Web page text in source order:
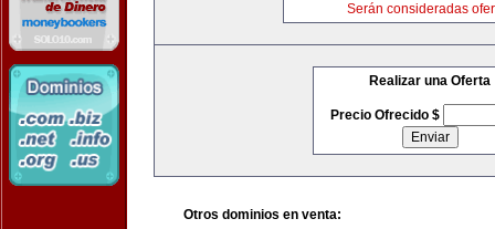
Serán consideradas
Realizar una Oferta
Precio Ofrecido $
Otros dominios en venta: